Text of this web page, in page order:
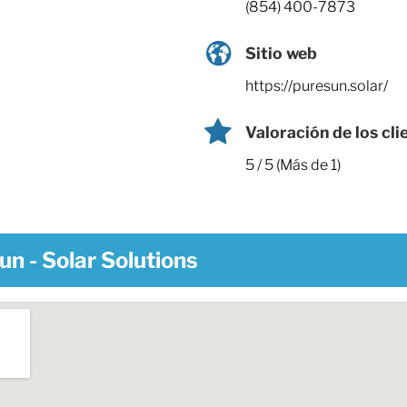
(854) 400-7873
Sitio web
https://puresun.solar/
Valoración de los
5 / 5 (Más de 1)
- Solar Solutions